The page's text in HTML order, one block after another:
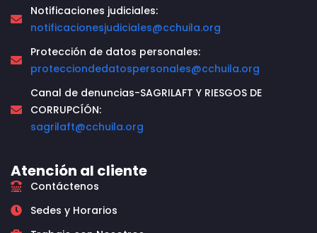
Notificaciones judiciales:
notificacionesjudiciales@cchuila.org
Protección de datos personales:
protecciondedatospersonales@cchuila.org
Canal de denuncias-SAGRILAFT Y RIESGOS DE
CORRUPCÍÓN:
sagrilaft@cchuila.org
Atención al cliente
Contáctenos
Sedes y Horarios